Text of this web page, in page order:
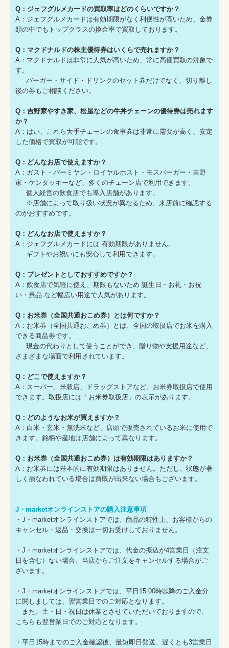
Q：ジェフグルメカードの買取率はどのくらいですか？
A：ジェフグルメカードは有効期限がなく利便性が高いため、金券
類の中でもトップクラスの換金率で買取しております。
Q：マクドナルドの株主優待券はいくらで売れますか？
A：マクドナルドは非常に人気が高いため、常に高価買取の対象で
す。
バーガー・サイド・ドリンクのセット券だけでなく、切り離し
後の券もご相談ください。
Q：吉野家やすき家、松屋などの牛丼チェーンの優待券は売れます
か？
A：はい、これら大手チェーンの食事券は非常に需要が高く、安定
した価格で買取が可能です。
Q：どんなお店で使えますか？
A：ガスト・バーミヤン・ロイヤルホスト・モスバーガー・吉野
家・ケンタッキーなど、多くのチェーン店で利用できます。
個人経営の飲食店でも導入店舗があります。
※店舗によって取り扱い状況が異なるため、来店前に確認する
のがおすすめです。
Q：どんなお店で使えますか？
A：ジェフグルメカードには 有効期限がありません。
ギフトやお祝いにも安心して利用できます。
Q：プレゼントとしておすすめですか？
A：飲食店で気軽に使え、期限もないため 誕生日・お礼・お祝
い・景品 など幅広い用途で人気があります。
Q：お米券（全国共通おこめ券）とは何ですか？
A：お米券（全国共通おこめ券）とは、全国の取扱店でお米を購入
できる商品券です。
現金の代わりとして使うことができ、贈り物や支援用途など、
さまざまな場面で利用されています。
Q：どこで使えますか？
A：スーパー、米穀店、ドラッグストアなど、お米券取扱店で使用
できます。取扱店には「お米券取扱店」の表示があります。
Q：どのようなお米が買えますか？
A：白米・玄米・無洗米など、店頭で販売されているお米に使用で
きます。銘柄や産地は店舗によって異なります。
Q：お米券（全国共通おこめ券）は有効期限はありますか？
A：お米券には基本的に有効期限はありません。ただし、状態が著
しく損なわれている場合は買取が出来ない場合もございます。
J・marketオンラインストアの購入注意事項
・J・marketオンラインストアでは、商品の特性上、お客様からの
キャンセル・返品・交換は一切お受けしておりません。
・J・marketオンラインストアでは、代金の振込が4営業日（注文
日を含む）ない場合、当店からご注文をキャンセルする場合がご
ざいます。
・J・marketオンラインストアでは、平日15:00時以降のご入金分
に関しましては、翌営業日でのご対応となります。
また、土・日・祝日は休業とさせていただいておりますので、
こちらも翌営業日でのご対応となります。
・平日15時までのご入金確認後、最短即日発送、遅くとも3営業日